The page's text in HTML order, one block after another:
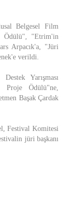
Belgesel Film
Ödülü", "Etrim'in
Arpacık'a, "Jüri
verildi.
Yarışması
Ödülü"ne,
Başak Çardak
Festival Komitesi
jüri başkanı